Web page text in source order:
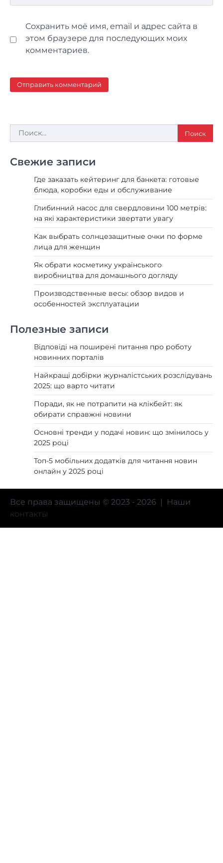
Сохранить моё имя, email и адрес сайта в
этом браузере для последующих моих
комментариев.
Найти:
Свежие записи
Где заказать кейтеринг для банкета: готовые
блюда, коробки еды и обслуживание
Глибинний насос для свердловини 100 метрів:
на які характеристики звертати увагу
Как выбрать солнцезащитные очки по форме
лица для женщин
Як обрати косметику українського
виробництва для домашнього догляду
Производственные весы: обзор видов и
особенностей эксплуатации
Полезные записи
Відповіді на поширені питання про роботу
новинних порталів
Найкращі добірки журналістських розслідувань
2025: що варто читати
Поради, як не потрапити на клікбейт: як
обирати справжні новини
Основні тренди у подачі новин: що змінилось у
2025 році
Топ-5 мобільних додатків для читання новин
онлайн у 2025 році
Все права защищены © 2023 - 2026 | Наши
контакты